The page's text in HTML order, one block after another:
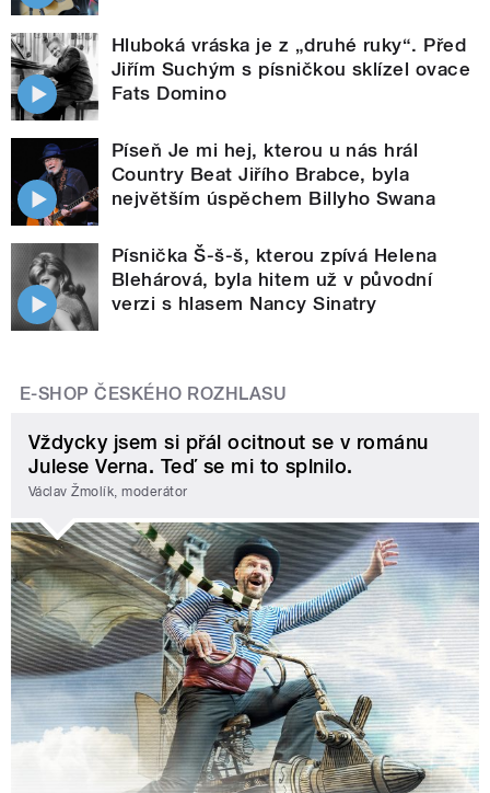
Hluboká vráska je z „druhé ruky“. Před
Jiřím Suchým s písničkou sklízel ovace
Fats Domino
Píseň Je mi hej, kterou u nás hrál
Country Beat Jiřího Brabce, byla
největším úspěchem Billyho Swana
Písnička Š-š-š, kterou zpívá Helena
Blehárová, byla hitem už v původní
verzi s hlasem Nancy Sinatry
E-SHOP ČESKÉHO ROZHLASU
Vždycky jsem si přál ocitnout se v románu
Julese Verna. Teď se mi to splnilo.
Václav Žmolík, moderátor